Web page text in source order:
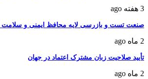
3 هفته ago
صنعت تست و بازرسی لایه محافظ ایمنی و سلامت
2 ماه ago
تأیید صلاحیت زبان مشترک اعتماد در جهان
2 ماه ago